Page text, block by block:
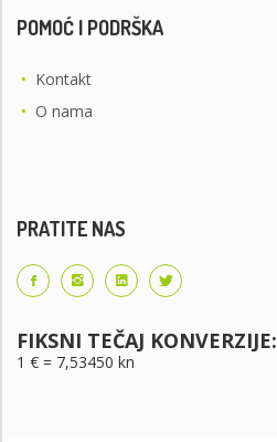
POMOĆ I PODRŠKA
• Kontakt
• O nama
PRATITE NAS
FIKSNI TEČAJ KONVERZIJE:
1 € = 7,53450 kn